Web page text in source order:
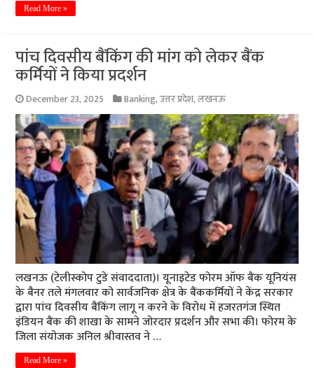
Read More »
पांच दिवसीय बैंकिंग की मांग को लेकर बैंक
कर्मियों ने किया प्रदर्शन
December 23, 2025 Banking,उत्तर प्रदेश,लखनऊ
लखनऊ (टेलीस्कोप टुडे संवाददाता)। यूनाइटेड फोरम ऑफ बैंक यूनियंस
के बैनर तले मंगलवार को सार्वजनिक क्षेत्र के बैंककर्मियों ने केंद्र सरकार
द्वारा पांच दिवसीय बैंकिंग लागू न करने के विरोध में हजरतगंज स्थित
इंडियन बैंक की शाखा के सामने जोरदार प्रदर्शन और सभा की। फोरम के
जिला संयोजक अनिल श्रीवास्तव ने …
Read More »